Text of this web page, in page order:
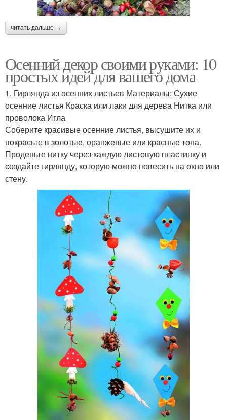
читать дальше →
Осенний декор своими руками: 10
простых идей для вашего дома
1. Гирлянда из осенних листьев Материалы: Сухие
осенние листья Краска или лаки для дерева Нитка или
проволока Игла
Соберите красивые осенние листья, высушите их и
покрасьте в золотые, оранжевые или красные тона.
Проденьте нитку через каждую листовую пластинку и
создайте гирлянду, которую можно повесить на окно или
стену.